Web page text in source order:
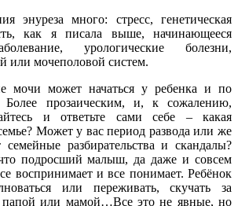
энуреза много: стресс, генетическая
как я писала выше, начинающееся
урологические болезни,
или мочеполовой систем.
мочи может начаться у ребенка и по
прозаическим, и, к сожалению,
и ответьте сами себе – какая
Может у вас период развода или же
разбирательства и скандалы?
подросший малыш, да даже и совсем
воспринимает и все понимает. Ребёнок
или переживать, скучать за
или мамой…Все это не явные, но